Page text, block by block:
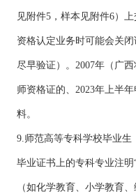
见附件5，样本见附件6）
资格认定业务时可能会关
尽早验证）。2007年（广
师资格证的、2023年上半
料。
9.师范高等专科学校毕业生
毕业证书上的专科专业注明
（如化学教育、小学教育